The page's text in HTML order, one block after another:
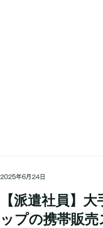
【派遣社員】
ップの携帯販
2025年6月24日